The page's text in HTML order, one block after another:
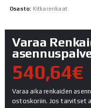
Osasto: Kitkarenkaat
Varaa
540,64€
Varaa aika renkaiden
ostoskoriin. Jos tarvitset